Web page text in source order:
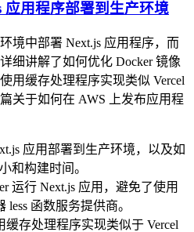
应用程序部署到生产环境
境中部署 Next.js 应用程序，而
细讲解了如何优化 Docker 镜像
用缓存处理程序实现类似 Vercel
关于如何在 AWS 上发布应用程
应用部署到生产环境，以及如
和构建时间。
运行 Next.js 应用，避免了使用
函数服务提供商。
存处理程序实现类似于 Vercel